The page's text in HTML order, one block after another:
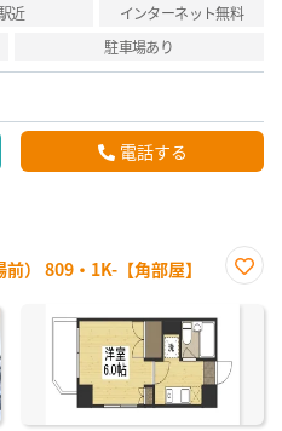
近
インターネット無料
駐車場あり
電話する
） 809・1K-【角部屋】
に入